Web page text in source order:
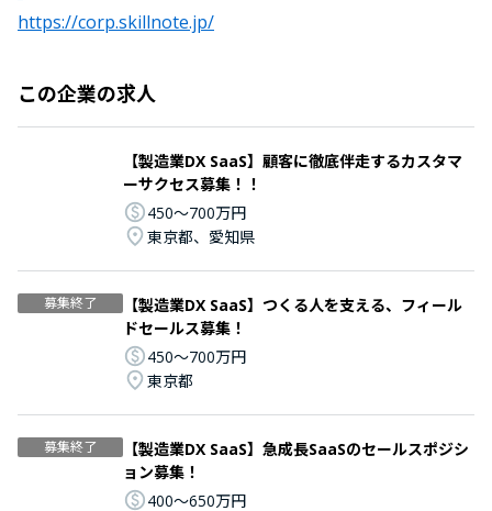
https://corp.skillnote.jp/
この企業の求人
【製造業DX SaaS】顧客に徹底伴走するカスタマ
ーサクセス募集！！
450〜700万円
東京都、愛知県
募集終了
【製造業DX SaaS】つくる人を支える、フィール
ドセールス募集！
450〜700万円
東京都
募集終了
【製造業DX SaaS】急成長SaaSのセールスポジシ
ョン募集！
400〜650万円